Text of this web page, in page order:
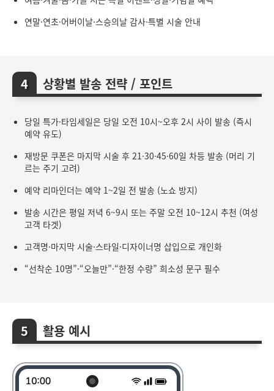
연말·연초·어버이날·스승의날 감사·특별 시술 안내
상황별 발송 전략 / 포인트
당일 특가·타임세일은 당일 오전 10시~오후 2시 사이 발송 (즉시
예약 유도)
재방문 쿠폰은 마지막 시술 후 21·30·45·60일 차등 발송 (머리 기
르는 주기 고려)
예약 리마인더는 예약 1~2일 전 발송 (노쇼 방지)
발송 시간은 평일 저녁 6~9시 또는 주말 오전 10~12시 추천 (여성
고객 타겟)
고객명·마지막 시술·스타일·디자이너명 삽입으로 개인화
“선착순 10명”·“오늘만”·“한정 수량” 희소성 문구 필수
활용 예시